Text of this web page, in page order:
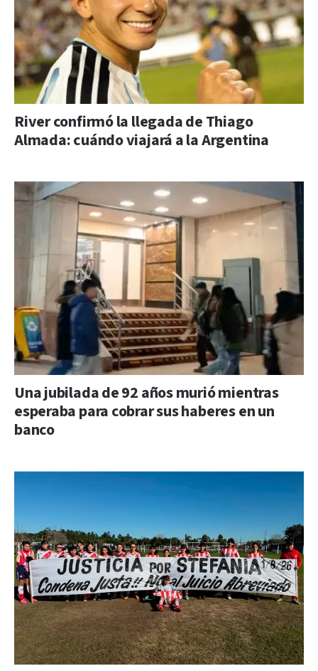
River confirmó la llegada de Thiago
Almada: cuándo viajará a la Argentina
Una jubilada de 92 años murió mientras
esperaba para cobrar sus haberes en un
banco